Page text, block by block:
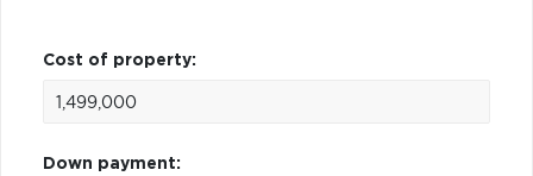
Cost of property:
Down payment: